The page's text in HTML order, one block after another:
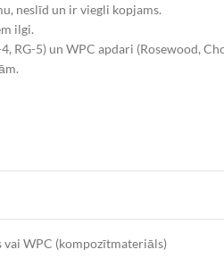
neslīd un ir viegli kopjams.
ilgi.
RG-5) un WPC apdari (Rosewood,
vai WPC (kompozītmateriāls)